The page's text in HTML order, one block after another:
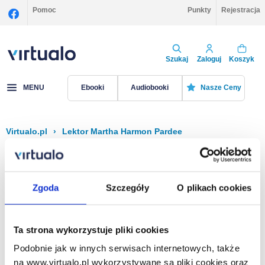
Zgoda Szczegóły O plikach cookies
Ta strona wykorzystuje pliki cookies
Podobnie jak w innych serwisach internetowych, także
na www.virtualo.pl wykorzystywane są pliki cookies oraz
Pomoc Punkty Rejestracja
Szukaj Zaloguj Koszyk
MENU Ebooki Audiobooki Nasze Ceny
Virtualo.pl › Lektor Martha Harmon Pardee
Filtruj Sortuj
Na stronie